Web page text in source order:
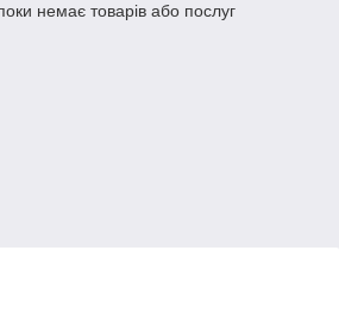
немає товарів або послуг